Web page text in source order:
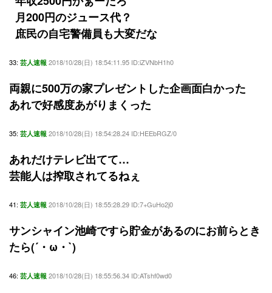
月200円のジュース代？
庶民の自宅警備員も大変だな
33: 芸人速報 2018/10/28(日) 18:54:11.95 ID:iZVNbH1h0
両親に500万の家プレゼントした企画面白かった
あれで好感度あがりまくった
35: 芸人速報 2018/10/28(日) 18:54:28.24 ID:HEEbRGZ/0
あれだけテレビ出てて…
芸能人は搾取されてるねぇ
41: 芸人速報 2018/10/28(日) 18:55:28.29 ID:7+GuHo2j0
サンシャイン池崎ですら貯金があるのにお前らとき
たら(´・ω・`)
46: 芸人速報 2018/10/28(日) 18:55:56.34 ID:ATshf0wd0